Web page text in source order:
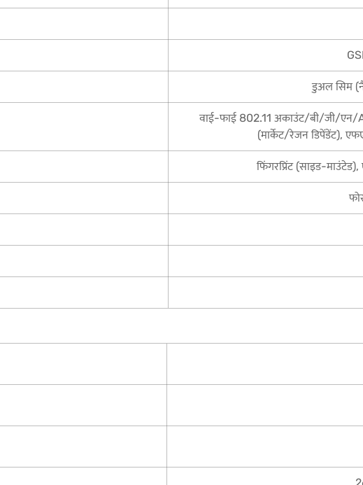
डुअल सिम
वाई-फाई 802.11 अकाउंट/बी/जी/एन/
(मार्केट/रेजन डिपेंडेंट),
फिंगरप्रिंट (साइड-माउंटेड),